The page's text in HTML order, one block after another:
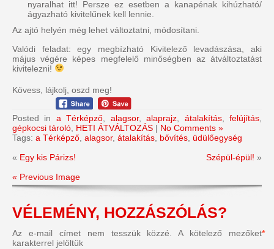
nyaralhat itt! Persze ez esetben a kanapénak kihúzható/
ágyazható kivitelűnek kell lennie.
Az ajtó helyén még lehet változtatni, módosítani.
Valódi feladat: egy megbízható Kivitelező levadászása, aki
május végére képes megfelelő minőségben az átváltoztatást
kivitelezni!
Kövess, lájkolj, oszd meg!
Posted in a Térképző alagsor,alaprajz átalakítás,felújítás
gépkocsi tároló HETI ÁTVÁLTOZÁS | No Comments »
Tags: a Térképző alagsor, átalakítás bővítés üdülőegység
« Egy kis Párizs! Szépül-épül! »
« Previous Image
VÉLEMÉNY, HOZZÁSZÓLÁS?
Az e-mail címet nem tesszük közzé. A kötelező mezőket*
karakterrel jelöltük